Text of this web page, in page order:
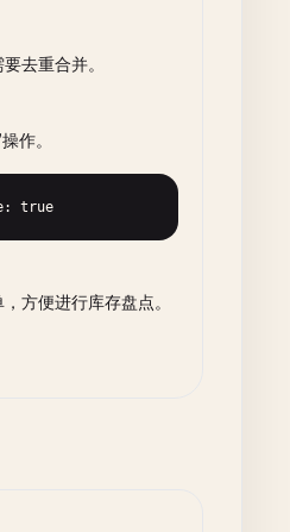
去重合并。
作。
true
方便进行库存盘点。